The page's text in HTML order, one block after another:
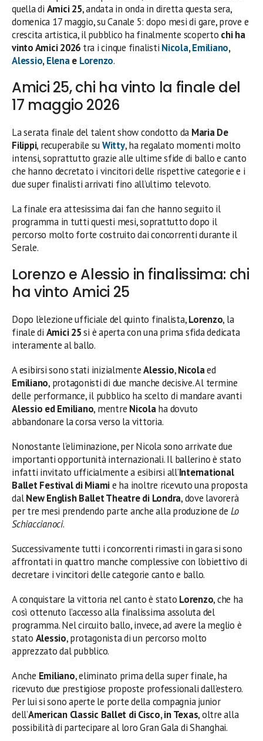
quella di Amici 25, andata in onda in diretta questa sera,
domenica 17 maggio, su Canale 5: dopo mesi di gare, prove e
crescita artistica, il pubblico ha finalmente scoperto chi ha
vinto Amici 2026 tra i cinque finalisti Nicola,Emiliano,
Alessio,Elenae Lorenzo.
Amici 25, chi ha vinto la finale del
17 maggio 2026
La serata finale del talent show condotto da Maria De
Filippi, recuperabile suWitty, ha regalato momenti molto
intensi, soprattutto grazie alle ultime sfide di ballo e canto
che hanno decretato i vincitori delle rispettive categorie e i
due super finalisti arrivati fino all’ultimo televoto.
La finale era attesissima dai fan che hanno seguito il
programma in tutti questi mesi, soprattutto dopo il
percorso molto forte costruito dai concorrenti durante il
Serale.
Lorenzo e Alessio in finalissima: chi
ha vinto Amici 25
Dopo l’elezione ufficiale del quinto finalista,Lorenzo, la
finale di Amici 25si è aperta con una prima sfida dedicata
interamente al ballo.
A esibirsi sono stati inizialmenteAlessio,Nicolaed
Emiliano, protagonisti di due manche decisive. Al termine
delle performance, il pubblico ha scelto di mandare avanti
Alessio ed Emiliano, mentre Nicolaha dovuto
abbandonare la corsa verso la vittoria.
Nonostante l’eliminazione, per Nicola sono arrivate due
importanti opportunità internazionali. Il ballerino è stato
infatti invitato ufficialmente a esibirsi all’International
Ballet Festival di Miamie ha inoltre ricevuto una proposta
dalNew English Ballet Theatre di Londra, dove lavorerà
per tre mesi prendendo parte anche alla produzione de Lo
Schiaccianoci.
Successivamente tutti i concorrenti rimasti in gara si sono
affrontati in quattro manche complessive con l’obiettivo di
decretare i vincitori delle categorie canto e ballo.
A conquistare la vittoria nel canto è stato Lorenzo, che ha
così ottenuto l’accesso alla finalissima assoluta del
programma. Nel circuito ballo, invece, ad avere la meglio è
stato Alessio, protagonista di un percorso molto
apprezzato dal pubblico.
Anche Emiliano, eliminato prima della super finale, ha
ricevuto due prestigiose proposte professionali dall’estero.
Per lui si sono aperte le porte della compagnia junior
dell’American Classic Ballet di Cisco, in Texas, oltre alla
possibilità di partecipare al loro Gran Gala di Shanghai.